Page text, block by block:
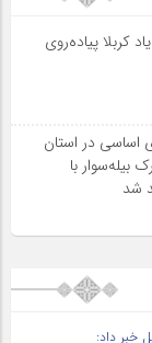
کربلا پیاده‌روی
تن کالای اساسی در استان
با
شد
خبر داد: